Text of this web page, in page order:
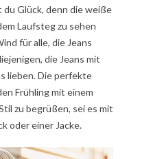
du Glück, denn die weiße
Laufsteg zu sehen
für alle, die Jeans
die Jeans mit
lieben. Die perfekte
Frühling mit einem
zu begrüßen, sei es mit
oder einer Jacke.